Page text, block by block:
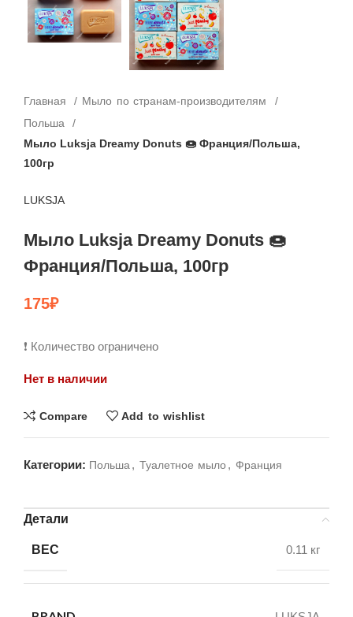
Главная
Мыло по странам-производителям
Польша
Мыло Luksja Dreamy Donuts 🍩 Франция/Польша,
100гр
LUKSJA
Мыло Luksja Dreamy Donuts 🍩
Франция/Польша, 100гр
175₽
❗ Количество ограничено
Нет в наличии
Compare Add to wishlist
Категории: Польша , Туалетное мыло , Франция
Детали
ВЕС 0.11 кг